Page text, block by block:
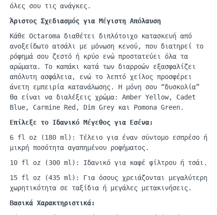
όλες σου τις ανάγκες.
Άριστος Σχεδιασμός για Μέγιστη Απόλαυση
Κάθε Octaroma διαθέτει διπλότοιχο κατασκευή από
ανοξείδωτο ατσάλι με μόνωση κενού, που διατηρεί το
ρόφημά σου ζεστό ή κρύο ενώ προστατεύει όλα τα
αρώματα. Το καπάκι κατά των διαρροών εξασφαλίζει
απόλυτη ασφάλεια, ενώ το λεπτό χείλος προσφέρει
άνετη εμπειρία κατανάλωσης. Η μόνη σου “δυσκολία”
θα είναι να διαλέξεις χρώμα: Amber Yellow, Cadet
Blue, Carmine Red, Dim Grey και Pomona Green.
Επίλεξε το Ιδανικό Μέγεθος για Εσένα:
6 fl oz (180 ml ): Τέλειο για έναν σύντομο εσπρέσο ή
μικρή ποσότητα αγαπημένου ροφήματος.
10 fl oz (300 ml ): Ιδανικό για καφέ φίλτρου ή τσάι .
15 fl oz (435 ml): Για όσους χρειάζονται μεγαλύτερη
χωρητικότητα σε ταξίδια ή μεγάλες μετακινήσεις.
Βασικά Χαρακτηριστικά: